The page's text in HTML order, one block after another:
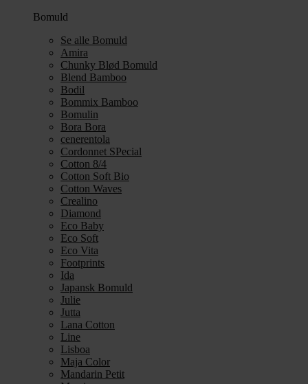
Bomuld
Se alle Bomuld
Amira
Chunky Blød Bomuld
Blend Bamboo
Bodil
Bommix Bamboo
Bomulin
Bora Bora
cenerentola
Cordonnet SPecial
Cotton 8/4
Cotton Soft Bio
Cotton Waves
Crealino
Diamond
Eco Baby
Eco Soft
Eco Vita
Footprints
Ida
Japansk Bomuld
Julie
Jutta
Lana Cotton
Line
Lisboa
Maja Color
Mandarin Petit